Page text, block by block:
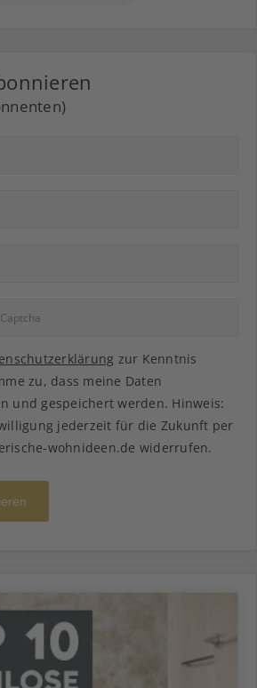
zur Kenntnis
zu, dass meine Daten
und gespeichert werden. Hinweis:
jederzeit für die Zukunft per
wohnideen.de widerrufen.